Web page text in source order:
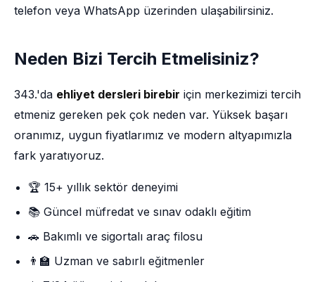
telefon veya WhatsApp üzerinden ulaşabilirsiniz.
Neden Bizi Tercih Etmelisiniz?
343.'da ehliyet dersleri birebir için merkezimizi tercih
etmeniz gereken pek çok neden var. Yüksek başarı
oranımız, uygun fiyatlarımız ve modern altyapımızla
fark yaratıyoruz.
🏆 15+ yıllık sektör deneyimi
📚 Güncel müfredat ve sınav odaklı eğitim
🚗 Bakımlı ve sigortalı araç filosu
👨‍🏫 Uzman ve sabırlı eğitmenler